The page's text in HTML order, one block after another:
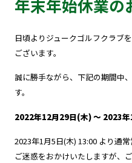
年末年始休業の
日頃よりジュークゴルフクラブ
ございます。
誠に勝手ながら、下記の期間中
す。
2022年12月29日(木) ～ 2023
2023年1月5日(木) 13:00 より通常
ご迷惑をおかけいたしますが、